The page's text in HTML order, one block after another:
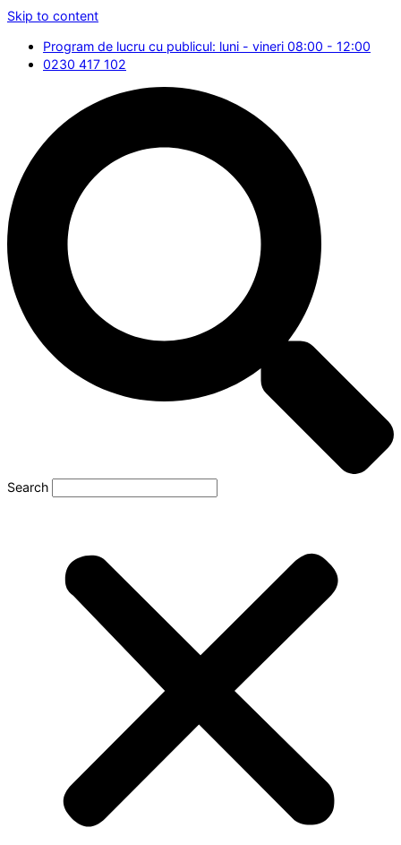
Skip to content
Program de lucru cu publicul: luni - vineri 08:00 - 12:00
0230 417 102
Search